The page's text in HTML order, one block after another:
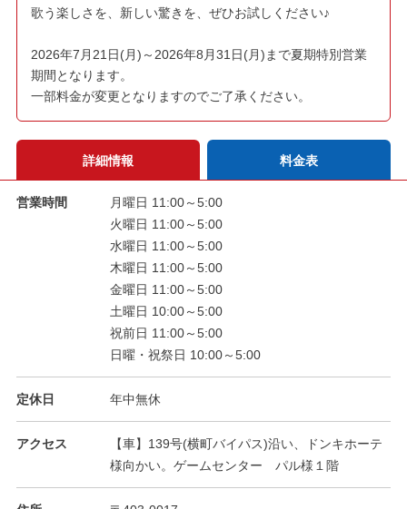
歌う楽しさを、新しい驚きを、ぜひお試しください♪
2026年7月21日(月)～2026年8月31日(月)まで夏期特別営業
期間となります。
一部料金が変更となりますのでご了承ください。
詳細情報 料金表
営業時間
月曜日 11:00～5:00
火曜日 11:00～5:00
水曜日 11:00～5:00
木曜日 11:00～5:00
金曜日 11:00～5:00
土曜日 10:00～5:00
祝前日 11:00～5:00
日曜・祝祭日 10:00～5:00
定休日 年中無休
アクセス
【車】139号(横町バイパス)沿い、ドンキホーテ
様向かい。ゲームセンター パル様１階